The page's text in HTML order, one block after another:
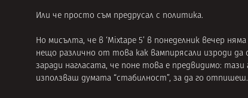
Или че просто съм предрусал с политика.
Но мисълта, че в ‘Mixtape 5’ в понеделник вечер
нещо различно от това как вампирясали изроди
заради нагласата, че поне това е предвидимо:
използваш думата “стабилност”, за да го отпишеш.